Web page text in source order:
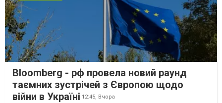
Bloomberg - рф провела новий раунд
таємних зустрічей з Європою щодо
війни в Україні 12:45, Вчора